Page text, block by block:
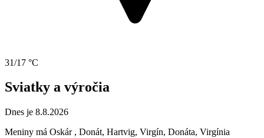
31/17 °C
Sviatky a výročia
Dnes je 8.8.2026
Meniny má Oskár , Donát, Hartvig, Virgín, Donáta, Virgínia